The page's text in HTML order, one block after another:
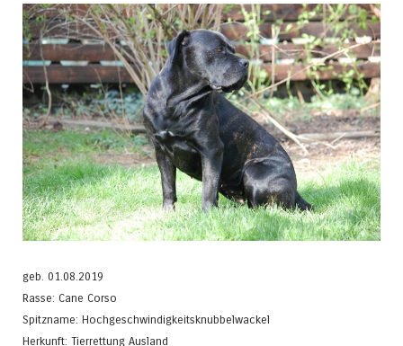
geb. 01.08.2019
Rasse: Cane Corso
Spitzname: Hochgeschwindigkeitsknubbelwackel
Herkunft: Tierrettung Ausland